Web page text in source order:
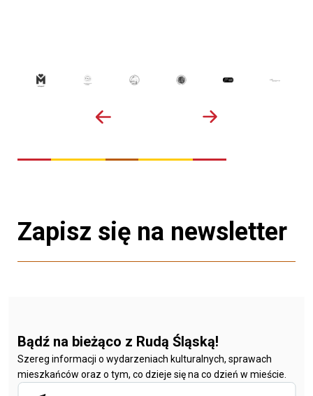
Zapisz się na newsletter
Bądź na bieżąco z Rudą Śląską!
Szereg informacji o wydarzeniach kulturalnych, sprawach
mieszkańców oraz o tym, co dzieje się na co dzień w mieście.